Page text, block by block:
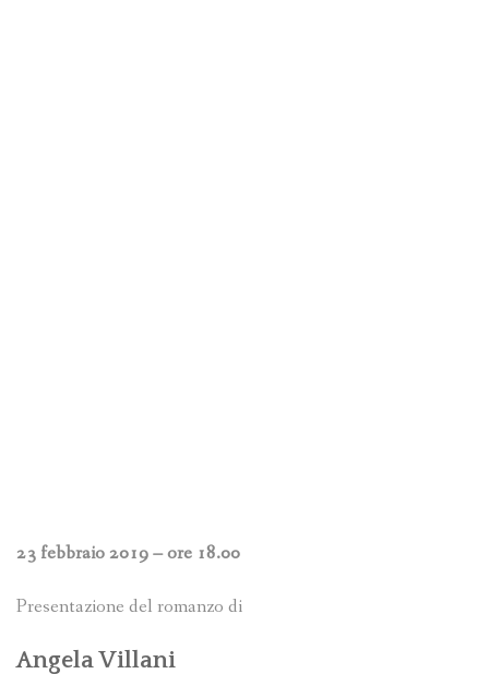
23 febbraio 2019 – ore 18.00
Presentazione del romanzo di
Angela Villani